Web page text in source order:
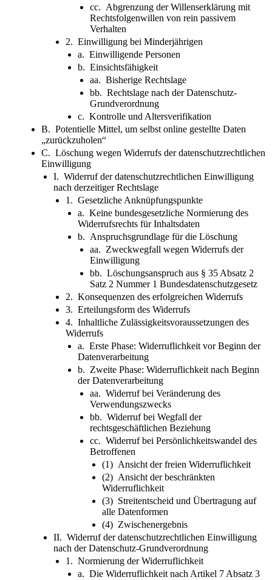
cc. Abgrenzung der Willenserklärung mit
Rechtsfolgenwillen von rein passivem
Verhalten
2. Einwilligung bei Minderjährigen
a. Einwilligende Personen
b. Einsichtsfähigkeit
aa. Bisherige Rechtslage
bb. Rechtslage nach der Datenschutz-
Grundverordnung
c. Kontrolle und Altersverifikation
B. Potentielle Mittel, um selbst online gestellte Daten
„zurückzuholen“
C. Löschung wegen Widerrufs der datenschutzrechtlichen
Einwilligung
I. Widerruf der datenschutzrechtlichen Einwilligung
nach derzeitiger Rechtslage
1. Gesetzliche Anknüpfungspunkte
a. Keine bundesgesetzliche Normierung des
Widerrufsrechts für Inhaltsdaten
b. Anspruchsgrundlage für die Löschung
aa. Zweckwegfall wegen Widerrufs der
Einwilligung
bb. Löschungsanspruch aus § 35 Absatz 2
Satz 2 Nummer 1 Bundesdatenschutzgesetz
2. Konsequenzen des erfolgreichen Widerrufs
3. Erteilungsform des Widerrufs
4. Inhaltliche Zulässigkeitsvoraussetzungen des
Widerrufs
a. Erste Phase: Widerruflichkeit vor Beginn der
Datenverarbeitung
b. Zweite Phase: Widerruflichkeit nach Beginn
der Datenverarbeitung
aa. Widerruf bei Veränderung des
Verwendungszwecks
bb. Widerruf bei Wegfall der
rechtsgeschäftlichen Beziehung
cc. Widerruf bei Persönlichkeitswandel des
Betroffenen
(1) Ansicht der freien Widerruflichkeit
(2) Ansicht der beschränkten
Widerruflichkeit
(3) Streitentscheid und Übertragung auf
alle Datenformen
(4) Zwischenergebnis
II. Widerruf der datenschutzrechtlichen Einwilligung
nach der Datenschutz-Grundverordnung
1. Normierung der Widerruflichkeit
a. Die Widerruflichkeit nach Artikel 7 Absatz 3